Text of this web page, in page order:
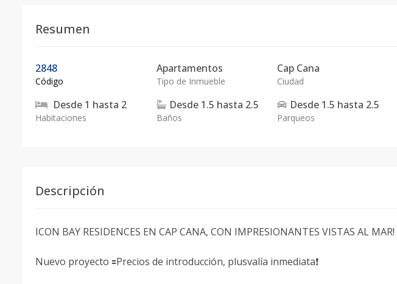
Resumen
2848
Código
Apartamentos
Tipo de Inmueble
Cap Cana
Ciudad
Desde 1 hasta 2
Habitaciones
Desde 1.5 hasta 2.5
Baños
Desde 1.5 hasta 2.5
Parqueos
Descripción
ICON BAY RESIDENCES EN CAP CANA, CON IMPRESIONANTES VISTAS AL MAR!
Nuevo proyecto 🟰Precios de introducción, plusvalía inmediata❗️